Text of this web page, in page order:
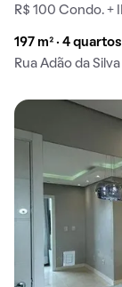
R$ 100 Condo. +
197 m² · 4
Rua Adão da